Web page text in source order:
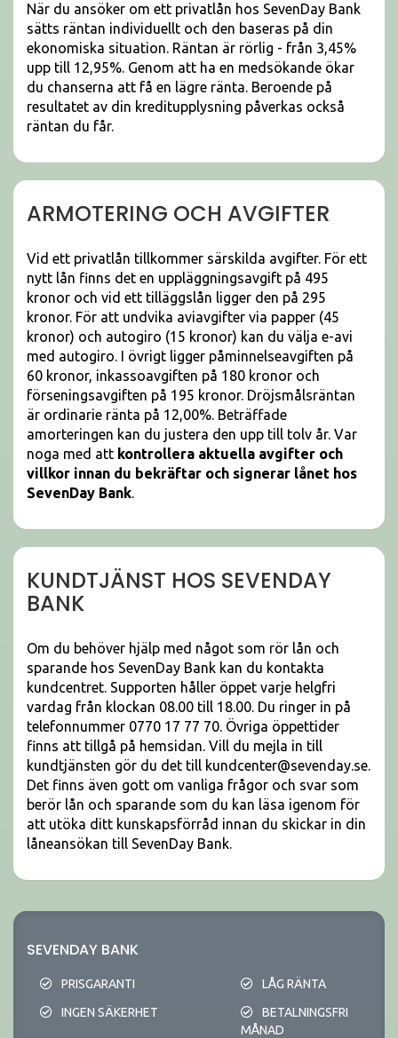
När du ansöker om ett privatlån hos SevenDay Bank
sätts räntan individuellt och den baseras på din
ekonomiska situation. Räntan är rörlig - från 3,45%
upp till 12,95%. Genom att ha en medsökande ökar
du chanserna att få en lägre ränta. Beroende på
resultatet av din kreditupplysning påverkas också
räntan du får.
ARMOTERING OCH AVGIFTER
Vid ett privatlån tillkommer särskilda avgifter. För ett
nytt lån finns det en uppläggningsavgift på 495
kronor och vid ett tilläggslån ligger den på 295
kronor. För att undvika aviavgifter via papper (45
kronor) och autogiro (15 kronor) kan du välja e-avi
med autogiro. I övrigt ligger påminnelseavgiften på
60 kronor, inkassoavgiften på 180 kronor och
förseningsavgiften på 195 kronor. Dröjsmålsräntan
är ordinarie ränta på 12,00%. Beträffade
amorteringen kan du justera den upp till tolv år. Var
noga med att kontrollera aktuella avgifter och
villkor innan du bekräftar och signerar lånet hos
SevenDay Bank.
KUNDTJÄNST HOS SEVENDAY
BANK
Om du behöver hjälp med något som rör lån och
sparande hos SevenDay Bank kan du kontakta
kundcentret. Supporten håller öppet varje helgfri
vardag från klockan 08.00 till 18.00. Du ringer in på
telefonnummer 0770 17 77 70. Övriga öppettider
finns att tillgå på hemsidan. Vill du mejla in till
kundtjänsten gör du det till kundcenter@sevenday.se.
Det finns även gott om vanliga frågor och svar som
berör lån och sparande som du kan läsa igenom för
att utöka ditt kunskapsförråd innan du skickar in din
låneansökan till SevenDay Bank.
SEVENDAY BANK
PRISGARANTI
INGEN SÄKERHET
LÅG RÄNTA
BETALNINGSFRI
MÅNAD